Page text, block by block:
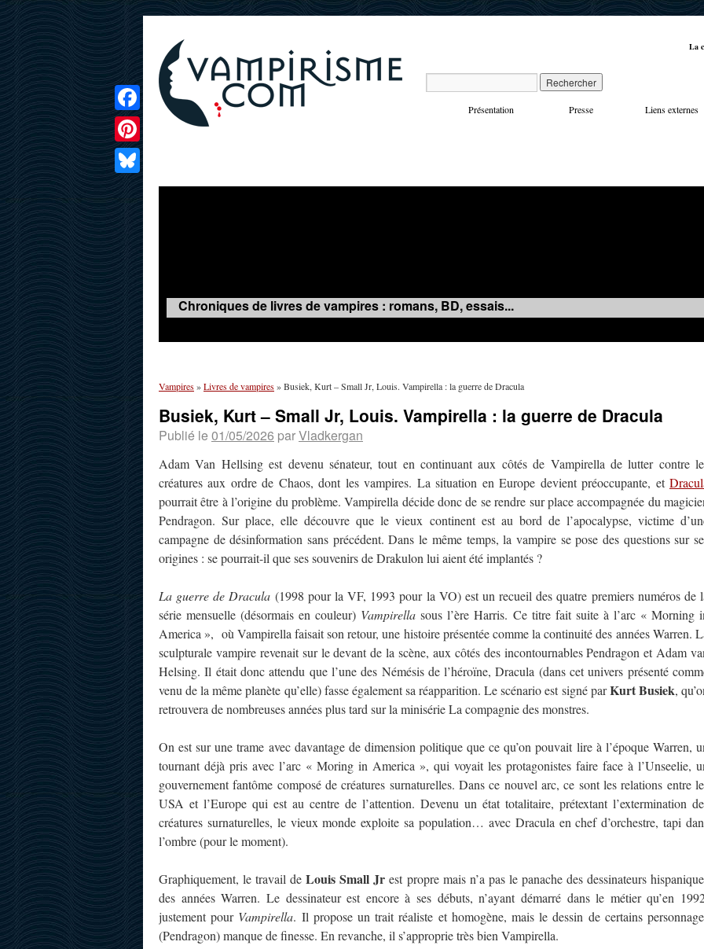
La
Présentation Presse Liens externes
Chroniques de livres de vampires : romans, BD, essais...
Vampires»Livres de vampires»Busiek, Kurt – Small Jr, Louis. Vampirella : la guerre de Dracula
Busiek, Kurt – Small Jr, Louis. Vampirella : la guerre de Dracula
Publié le 01/05/2026 parVladkergan
Adam Van Hellsing est devenu sénateur, tout en continuant aux côtés de Vampirella de lutter contre
créatures aux ordre de Chaos, dont les vampires. La situation en Europe devient préoccupante, et
pourrait être à l’origine du problème. Vampirella décide donc de se rendre sur place accompagnée du
Pendragon. Sur place, elle découvre que le vieux continent est au bord de l’apocalypse, victime
campagne de désinformation sans précédent. Dans le même temps, la vampire se pose des questions sur
origines : se pourrait-il que ses souvenirs de Drakulon lui aient été implantés ?
La guerre de Dracula (1998 pour la VF, 1993 pour la VO) est un recueil des quatre premiers numéros de
série mensuelle (désormais en couleur) Vampirella sous l’ère Harris. Ce titre fait suite à l’arc « Morning
America », où Vampirella faisait son retour, une histoire présentée comme la continuité des années Warren.
sculpturale vampire revenait sur le devant de la scène, aux côtés des incontournables Pendragon et Adam
Helsing. Il était donc attendu que l’une des Némésis de l’héroïne, Dracula (dans cet univers présenté
venu de la même planète qu’elle) fasse également sa réapparition. Le scénario est signé parKurt Busiek,
retrouvera de nombreuses années plus tard sur la minisérie La compagnie des monstres.
On est sur une trame avec davantage de dimension politique que ce qu’on pouvait lire à l’époque Warren,
tournant déjà pris avec l’arc « Moring in America », qui voyait les protagonistes faire face à l’Unseelie,
gouvernement fantôme composé de créatures surnaturelles. Dans ce nouvel arc, ce sont les relations entre
USA et l’Europe qui est au centre de l’attention. Devenu un état totalitaire, prétextant l’extermination
créatures surnaturelles, le vieux monde exploite sa population… avec Dracula en chef d’orchestre, tapi
l’ombre (pour le moment).
Graphiquement, le travail deLouis Small Jr est propre mais n’a pas le panache des dessinateurs
des années Warren. Le dessinateur est encore à ses débuts, n’ayant démarré dans le métier qu’en
justement pour Vampirella. Il propose un trait réaliste et homogène, mais le dessin de certains
(Pendragon) manque de finesse. En revanche, il s’approprie très bien Vampirella.
Facebook
Pinterest
Bluesky